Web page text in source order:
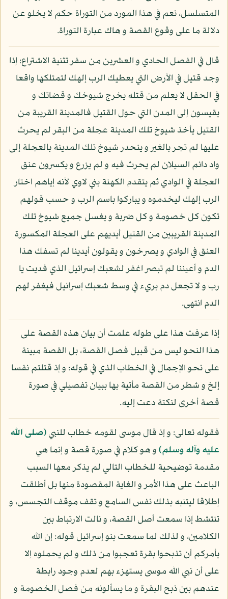
المتسلسل، نعم في هذا المورد من التوراة حكم لا يخلو عن
دلالة ما على وقوع القصة و هاك عبارة التوراة.
قال في الفصل الحادي و العشرين من سفر تثنية الاشتراع: إذا
وجد قتيل في الأرض التي يعطيك الرب إلهك لتمتلكها واقعا
في الحقل لا يعلم من قتله يخرج شيوخك و قضاتك و
يقيسون إلى المدن التي حول القتيل فالمدينة القريبة من
القتيل يأخذ شيوخ تلك المدينة عجلة من البقر لم يحرث
عليها لم تجر بالغير و ينحدر شيوخ تلك المدينة بالعجلة إلى
واد دائم السيلان لم يحرث فيه و لم يزرع و يكسرون عنق
العجلة في الوادي ثم يتقدم الكهنة بني لاوي لأنه إياهم اختار
الرب إلهك ليخدموه و يباركوا باسم الرب و حسب قولهم
تكون كل خصومة و كل ضربة و يغسل جميع شيوخ تلك
المدينة القريبين من القتيل أيديهم على العجلة المكسورة
العنق في الوادي و يصرخون و يقولون أيدينا لم تسفك هذا
الدم و أعيننا لم تبصر اغفر لشعبك إسرائيل الذي فديت يا
رب و لا تجعل دم بريء في وسط شعبك إسرائيل فيغفر لهم
الدم انتهى.
إذا عرفت هذا على طوله علمت أن بيان هذه القصة على
هذا النحو ليس من قبيل فصل القصة، بل القصة مبينة
على نحو الإجمال في الخطاب الذي في قوله: و إذ قتلتم نفسا
إلخ و شطر من القصة مأتية بها ببيان تفصيلي في صورة
قصة أخرى لنكتة دعت إليه.
فقوله تعالى: و إذ قال موسى لقومه خطاب للنبي(صلى الله
عليه وآله وسلم)و هو كلام في صورة قصة و إنما هي
مقدمة توضيحية للخطاب التالي لم يذكر معها السبب
الباعث على هذا الأمر و الغاية المقصودة منها بل أطلقت
إطلاقا ليتنبه بذلك نفس السامع و تقف موقف التجسس، و
تنتشط إذا سمعت أصل القصة، و نالت الارتباط بين
الكلامين، و لذلك لما سمعت بنو إسرائيل قوله: إن الله
يأمركم أن تذبحوا بقرة تعجبوا من ذلك و لم يحملوه إلا
على أن نبي الله موسى يستهزء بهم لعدم وجود رابطة
عندهم بين ذبح البقرة و ما يسألونه من فصل الخصومة و